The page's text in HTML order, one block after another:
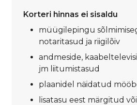
Korteri hinnas ei sisaldu
müügilepingu
notaritasud ja riigilõiv
andmeside,
jm liitumistasud
plaanidel näidatud
lisatasu eest märgitud